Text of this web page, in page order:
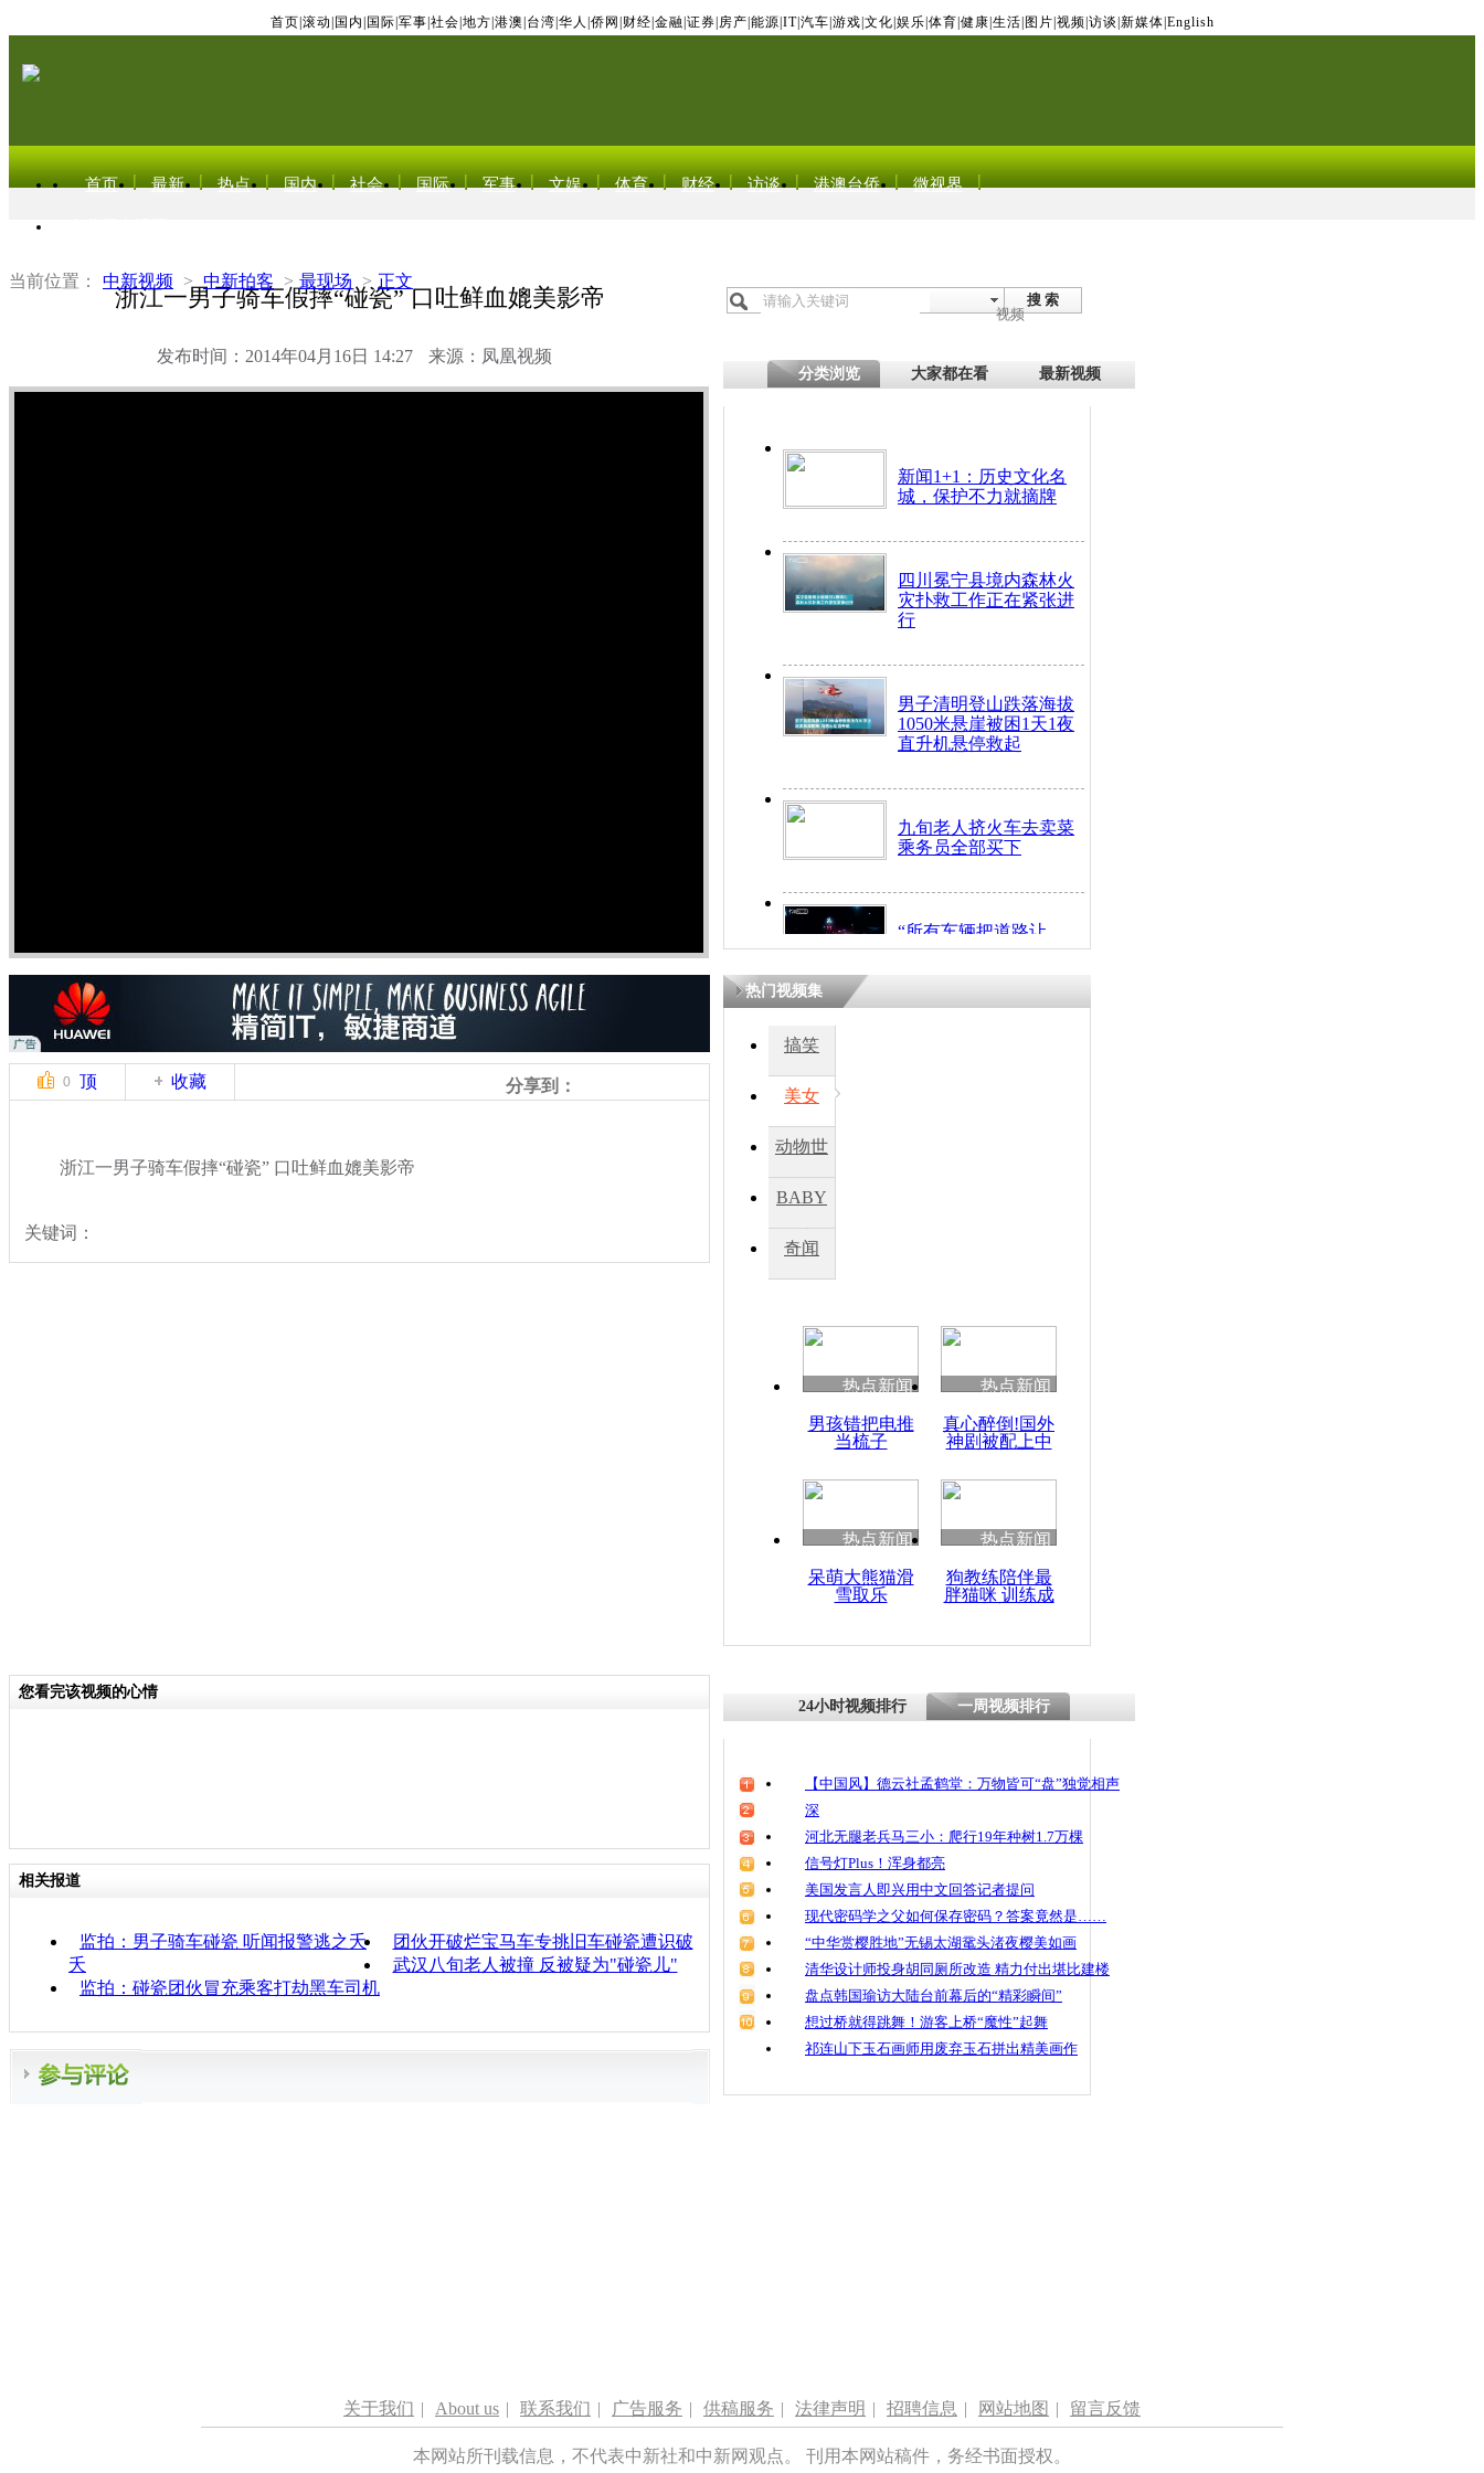
首页 滚动 国内 国际 军事 社会 地方 港澳 台湾 华人 侨网 财经 金融 证券 房产 能源 IT| 汽车 游戏 文化 娱乐 体育 健康 生活 图片 视频 访谈 新媒体 English
首页 最新 热点 国内 社会 国际 军事 文娱 体育 财经 访谈 港澳台侨 微视界
当前位置： 中新视频 > 中新拍客 > 最现场 > 正文
浙江一男子骑车假摔“碰瓷” 口吐鲜血媲美影帝
发布时间：2014年04月16日 14:27 来源：凤凰视频
搜 索
视频
分类浏览 大家都在看 最新视频
新闻1+1：历史文化名
城，保护不力就摘牌
四川冕宁县境内森林火
灾扑救工作正在紧张进
行
男子清明登山跌落海拔
1050米悬崖被困1天1夜
直升机悬停救起
九旬老人挤火车去卖菜
乘务员全部买下
“所有车辆把道路让
开！”儿童突发疾病交
因
度苗族花山节
魂
0 顶 收藏 分享到：
浙江一男子骑车假摔“碰瓷” 口吐鲜血媲美影帝
关键词：
热门视频集
搞笑
美女
动物世
BABY
秀
奇闻
热点新闻
男孩错把电推
当梳子
热点新闻
真心醉倒!国外
神剧被配上中
热点新闻
呆萌大熊猫滑
雪取乐
热点新闻
狗教练陪伴最
胖猫咪 训练成
您看完该视频的心情
相关报道
监拍：男子骑车碰瓷 听闻报警逃之夭
夭
团伙开破烂宝马车专挑旧车碰瓷遭识破
武汉八旬老人被撞 反被疑为"碰瓷儿"
监拍：碰瓷团伙冒充乘客打劫黑车司机
24小时视频排行 一周视频排行
【中国风】德云社孟鹤堂：万物皆可“盘”独觉相声
深
河北无腿老兵马三小：爬行19年种树1.7万棵
信号灯Plus！浑身都亮
美国发言人即兴用中文回答记者提问
现代密码学之父如何保存密码？答案竟然是……
“中华赏樱胜地”无锡太湖鼋头渚夜樱美如画
清华设计师投身胡同厕所改造 精力付出堪比建楼
盘点韩国瑜访大陆台前幕后的“精彩瞬间”
想过桥就得跳舞！游客上桥“魔性”起舞
祁连山下玉石画师用废弃玉石拼出精美画作
关于我们 | About us | 联系我们 | 广告服务 | 供稿服务 | 法律声明 | 招聘信息 | 网站地图 | 留言反馈
本网站所刊载信息，不代表中新社和中新网观点。 刊用本网站稿件，务经书面授权。